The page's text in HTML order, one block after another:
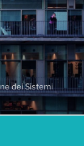
dei Sistemi